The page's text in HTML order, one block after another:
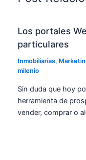
Los portales
particulares
Inmobiliarias,
milenio
Sin duda que hoy
herramienta de
vender, comprar o